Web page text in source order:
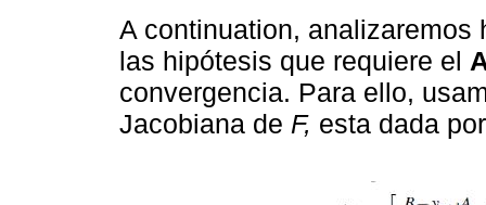
A continuation,
las hipótesis que requiere el
convergencia. Para ello,
Jacobiana de F, esta dada por